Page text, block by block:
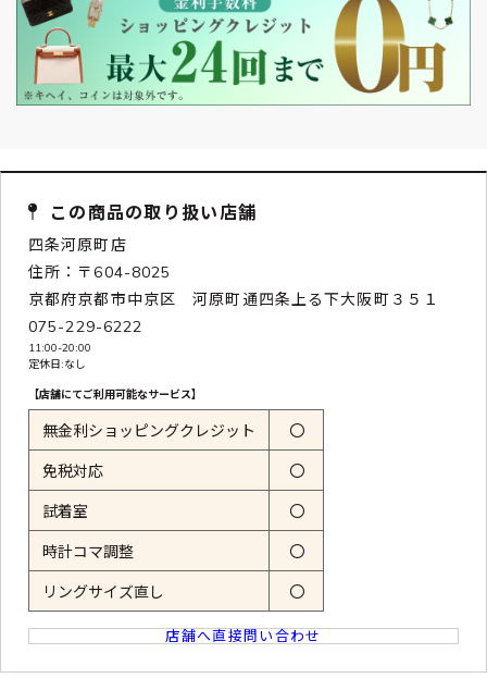
この商品の取り扱い店舗
四条河原町店
住所：〒604-8025
京都府京都市中京区 河原町通四条上る下大阪町３５１
075-229-6222
11:00-20:00
定休日:なし
【店舗にてご利用可能なサービス】
無金利ショッピングクレジット 〇
免税対応 〇
試着室 〇
時計コマ調整 〇
リングサイズ直し 〇
店舗へ直接問い合わせ